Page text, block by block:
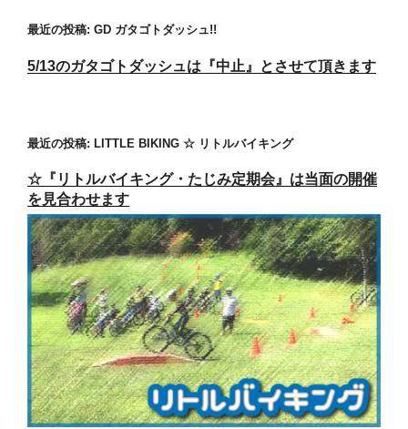
最近の投稿: GD ガタゴトダッシュ!!
5/13のガタゴトダッシュは『中止』とさせて頂きます
最近の投稿: LITTLE BIKING ☆ リトルバイキング
☆『リトルバイキング・たじみ定期会』は当面の開催
を見合わせます